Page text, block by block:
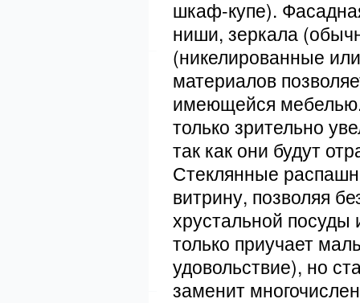
шкаф-купе).
ниши, зеркала
(никелированные
материалов
имеющейся
только зрительно
так как они будут
Стеклянные
витрину, позволяя
хрустальной посуды
только приучает
удовольствие), но
заменит